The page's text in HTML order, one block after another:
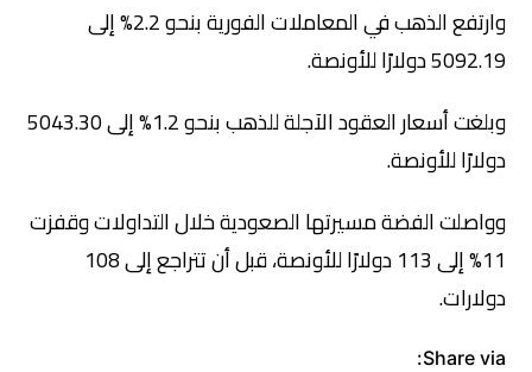
وارتفع الذهب في المعاملات الفورية بنحو 2.2% إلى
5092.19 دولارًا للأونصة.
وبلغت أسعار العقود الآجلة للذهب بنحو 1.2% إلى 5043.30
دولارًا للأونصة.
وواصلت الفضة مسيرتها الصعودية خلال التداولات وقفزت
11% إلى 113 دولارًا للأونصة، قبل أن تتراجع إلى 108
دولارات.
Share via: